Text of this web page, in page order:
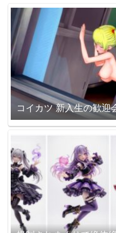
コイカツ 新入生の歓迎